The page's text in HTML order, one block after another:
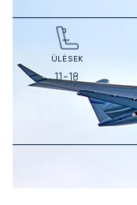
ÜLÉSEK
11-18